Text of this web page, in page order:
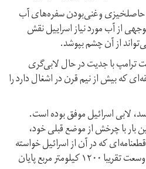
حاصلخیزی وغنی‌بودن سفره‌های آب
از آب مورد نیاز اسراییل نقش
از آن چشم بپوشد.
ترامپ با جدیت در حال لابی‌گری
که بیش از نیم قرن در اشغال دارد را
لابی اسرائیل موفق بوده است.
بار با چرخش از موضع قبلی خود،
که در آن از اسرائیل خواسته
شده بود تا به اشغال منطقه‌ای به وسعت تقریبا ۱۲۰۰ کیلومتر مربع پایان